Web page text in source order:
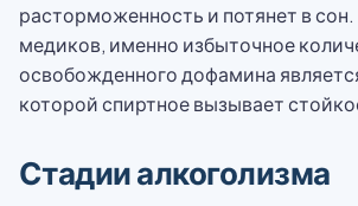
расторможенность и потянет в
медиков, именно избыточное
освобожденного дофамина
которой спиртное вызывает
Стадии алкоголизма